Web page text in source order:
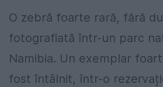
O zebră foarte rară, fără
fotografiată într-un parc
Namibia. Un exemplar
fost întâlnit, într-o